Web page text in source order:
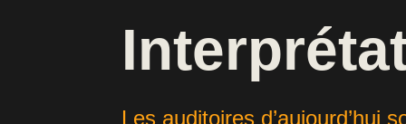
Les auditoires d’aujourd’hui